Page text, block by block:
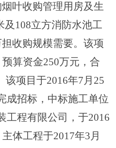
叶收购管理用房及生
及108立方消防水池工
收购规模需要。该项
算资金250万元，合
该项目于2016年7月25
成招标，中标施工单位
工程有限公司，于2016
体工程于2017年3月